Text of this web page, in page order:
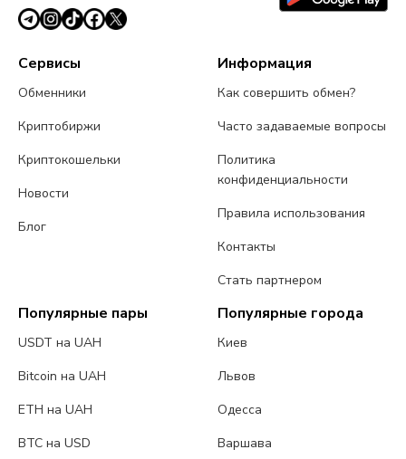
Сервисы
Обменники
Криптобиржи
Криптокошельки
Новости
Блог
Информация
Как совершить обмен?
Часто задаваемые вопросы
Политика
конфиденциальности
Правила использования
Контакты
Стать партнером
Популярные пары
USDT на UAH
Bitcoin на UAH
ETH на UAH
BTC на USD
Популярные города
Киев
Львов
Одесса
Варшава